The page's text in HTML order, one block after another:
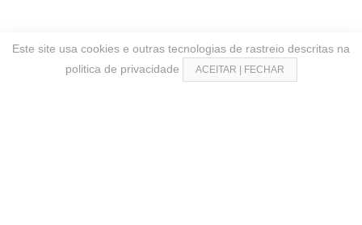
Este site usa cookies e outras tecnologias de rastreio descritas na
politica de privacidade
ACEITAR | FECHAR